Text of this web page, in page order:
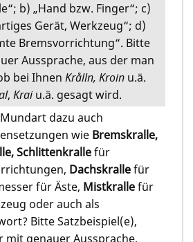
b) „Hand bzw. Finger“; c)
Gerät, Werkzeug“; d)
Bremsvorrichtung“. Bitte
Aussprache, aus der man
bei Ihnen Krålln, Kroin u.ä.
, Kraiu.ä. gesagt wird.
dazu auch
wie Bremskralle,
Schlittenkrallefür
Dachskrallefür
für Äste, Mistkrallefür
oder auch als
Bitte Satzbeispiel(e),
mit genauer Aussprache.